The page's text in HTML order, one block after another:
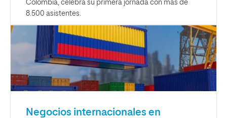
Colombia, celebra su primera jornada con más de
8.500 asistentes.
Negocios internacionales en